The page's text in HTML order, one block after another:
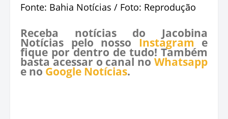
Fonte: Bahia Notícias / Foto: Reprodução
Receba notícias do Jacobina
Notícias pelo nosso Instagram e
fique por dentro de tudo! Também
basta acessar o canal no Whatsapp
e no Google Notícias.